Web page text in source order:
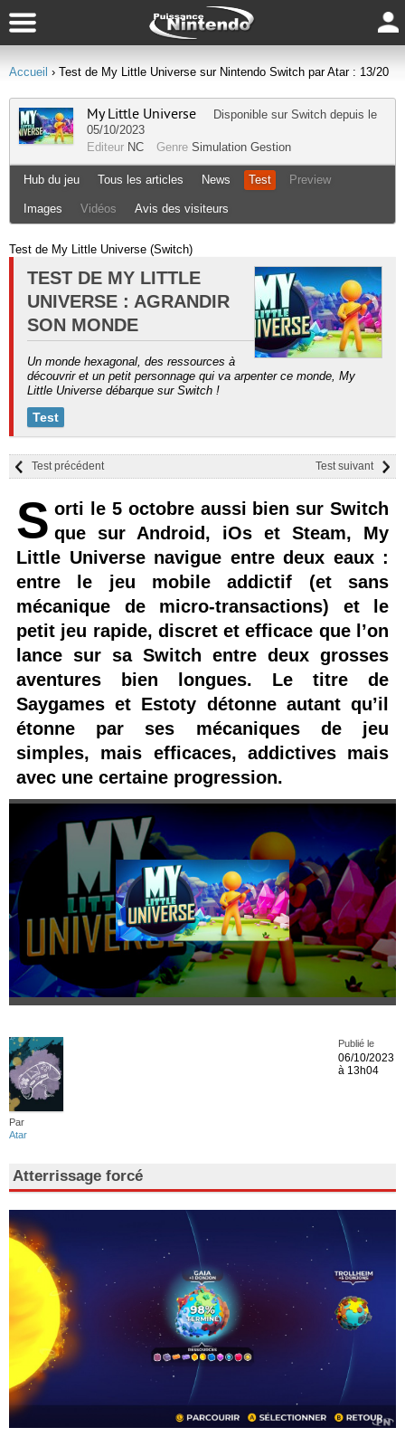
Accueil › Test de My Little Universe sur Nintendo Switch par Atar : 13/20
My Little Universe Disponible sur Switch depuis le
05/10/2023
Editeur NC Genre Simulation Gestion
Hub du jeu Tous les articles News Test Preview
Images Vidéos Avis des visiteurs
Test de My Little Universe (Switch)
TEST DE MY LITTLE
UNIVERSE : AGRANDIR
SON MONDE
Un monde hexagonal, des ressources à
découvrir et un petit personnage qui va arpenter ce monde, My
Little Universe débarque sur Switch !
Test
Test suivant
Test précédent
S orti le 5 octobre aussi bien sur Switch
que sur Android, iOs et Steam, My
Little Universe navigue entre deux eaux :
entre le jeu mobile addictif (et sans
mécanique de micro-transactions) et le
petit jeu rapide, discret et efficace que l’on
lance sur sa Switch entre deux grosses
aventures bien longues. Le titre de
Saygames et Estoty détonne autant qu’il
étonne par ses mécaniques de jeu
simples, mais efficaces, addictives mais
avec une certaine progression.
Par
Atar
Publié le
06/10/2023
à 13h04
Atterrissage forcé